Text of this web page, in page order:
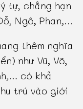
tự, chẳng hạn
Ngô, Phan,...
thêm nghĩa
như Vũ, Võ,
có khả
trú vào giới